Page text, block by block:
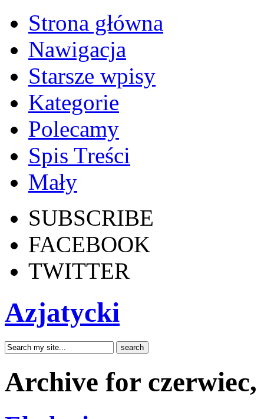
Strona główna
Nawigacja
Starsze wpisy
Kategorie
Polecamy
Spis Treści
Mały
SUBSCRIBE
FACEBOOK
TWITTER
Azjatycki
Archive for czerwiec,